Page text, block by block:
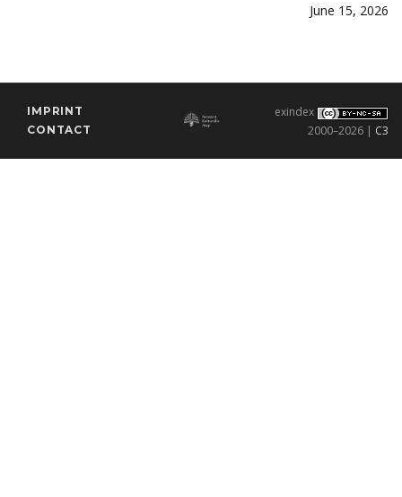
June 15, 2026
IMPRINT
CONTACT
exindex
2000–2026 | C3